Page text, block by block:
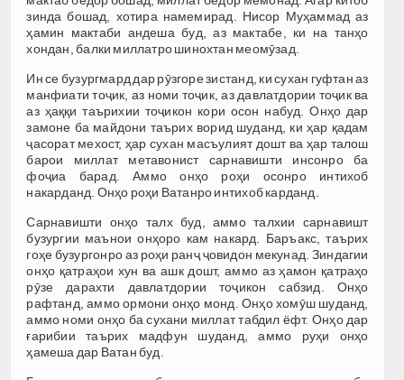
зинда бошад, хотира намемирад. Нисор Муҳаммад аз
ҳамин мактаби андеша буд, аз мактабе, ки на танҳо
хондан, балки миллатро шинохтан меомӯзад.
Ин се бузургмард дар рӯзгоре зистанд, ки сухан гуфтан аз
манфиати тоҷик, аз номи тоҷик, аз давлатдории тоҷик ва
аз ҳаққи таърихии тоҷикон кори осон набуд. Онҳо дар
замоне ба майдони таърих ворид шуданд, ки ҳар қадам
ҷасорат мехост, ҳар сухан масъулият дошт ва ҳар талош
барои миллат метавонист сарнавишти инсонро ба
фоҷиа барад. Аммо онҳо роҳи осонро интихоб
накарданд. Онҳо роҳи Ватанро интихоб карданд.
Сарнавишти онҳо талх буд, аммо талхии сарнавишт
бузургии маънои онҳоро кам накард. Баръакс, таърих
гоҳе бузургонро аз роҳи ранҷ ҷовидон мекунад. Зиндагии
онҳо қатраҳои хун ва ашк дошт, аммо аз ҳамон қатраҳо
рӯзе дарахти давлатдории тоҷикон сабзид. Онҳо
рафтанд, аммо ормони онҳо монд. Онҳо хомӯш шуданд,
аммо номи онҳо ба сухани миллат табдил ёфт. Онҳо дар
ғарибии таърих мадфун шуданд, аммо руҳи онҳо
ҳамеша дар Ватан буд.